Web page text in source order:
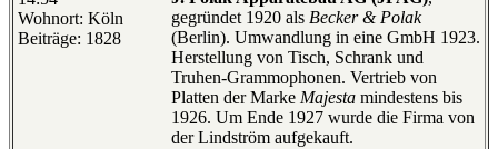
Wohnort: Köln
Beiträge: 1828
gegründet 1920 als Becker & Polak
(Berlin). Umwandlung in eine GmbH 1923.
Herstellung von Tisch, Schrank und
Truhen-Grammophonen. Vertrieb von
Platten der Marke Majesta mindestens bis
1926. Um Ende 1927 wurde die Firma von
der Lindström aufgekauft.